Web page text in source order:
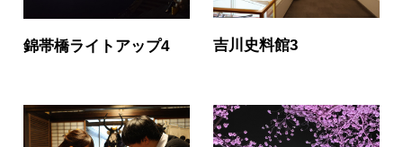
錦帯橋ライトアップ4 吉川史料館3